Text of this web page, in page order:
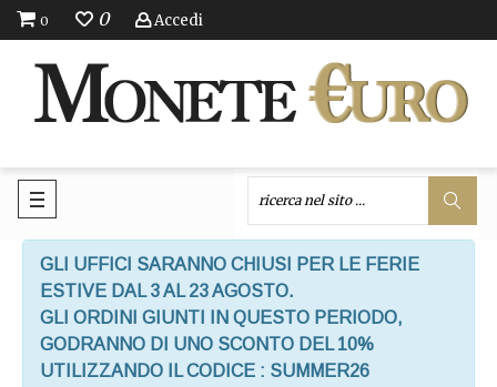
0 0 Accedi
GLI UFFICI SARANNO CHIUSI PER LE FERIE
ESTIVE DAL 3 AL 23 AGOSTO.
GLI ORDINI GIUNTI IN QUESTO PERIODO,
GODRANNO DI UNO SCONTO DEL 10%
UTILIZZANDO IL CODICE : SUMMER26